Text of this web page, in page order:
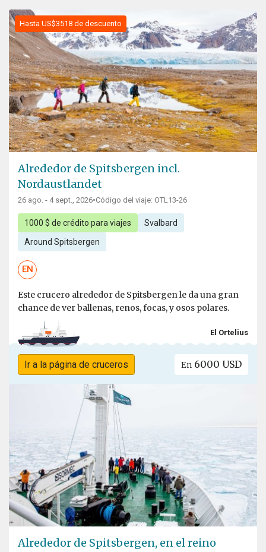
Hasta US$3518 de descuento
Alrededor de Spitsbergen incl.
Nordaustlandet
26 ago. - 4 sept., 2026•Código del viaje: OTL13-26
1000 $ de crédito para viajes Svalbard
Around Spitsbergen
EN
Este crucero alrededor de Spitsbergen le da una gran
chance de ver ballenas, renos, focas, y osos polares.
El Ortelius
Ir a la página de cruceros En 6000 USD
Alrededor de Spitsbergen, en el reino